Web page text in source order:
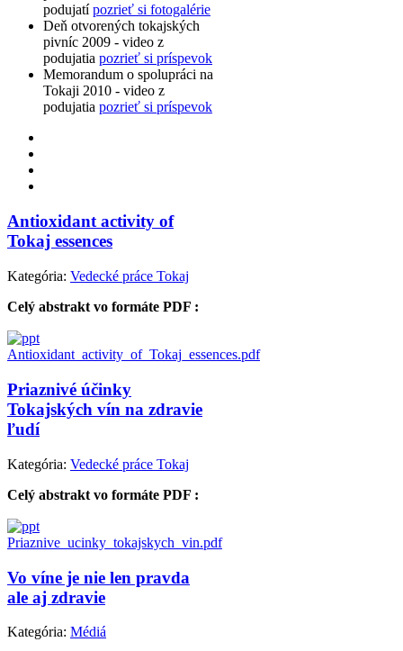
podujatípozrieť si fotogalérie
Deň otvorených tokajských
pivníc 2009 - video z
podujatia pozrieť si príspevok
Memorandum o spolupráci na
Tokaji 2010 - video z
podujatia pozrieť si príspevok
Antioxidant activity of
Tokaj essences
Kategória: Vedecké práce Tokaj
Celý abstrakt vo formáte PDF :
Antioxidant_activity_of_Tokaj_essences.pdf
Priaznivé účinky
Tokajských vín na zdravie
ľudí
Kategória: Vedecké práce Tokaj
Celý abstrakt vo formáte PDF :
Priaznive_ucinky_tokajskych_vin.pdf
Vo víne je nie len pravda
ale aj zdravie
Kategória: Médiá